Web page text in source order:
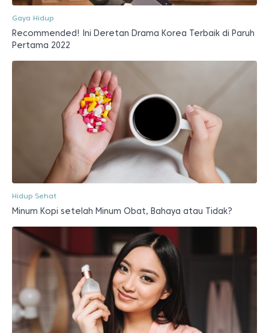
Gaya Hidup
Recommended! Ini Deretan Drama Korea Terbaik di Paruh
Pertama 2022
Hidup Sehat
Minum Kopi setelah Minum Obat, Bahaya atau Tidak?